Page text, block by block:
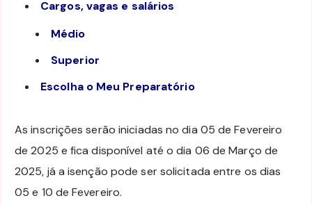
Cargos, vagas e salários
Médio
Superior
Escolha o Meu Preparatório
As inscrições serão iniciadas no dia 05 de Fevereiro
de 2025 e fica disponível até o dia 06 de Março de
2025, já a isenção pode ser solicitada entre os dias
05 e 10 de Fevereiro.